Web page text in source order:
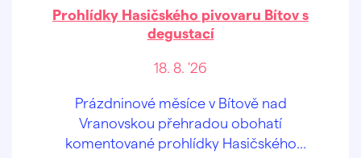
Prohlídky Hasičského pivovaru Bítov s
degustací
18. 8. '26
Prázdninové měsíce v Bítově nad
Vranovskou přehradou obohatí
komentované prohlídky Hasičského